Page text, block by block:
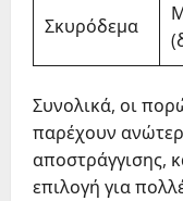
Σκυρόδεμα
Συνολικά, οι
παρέχουν
αποστράγγισης,
επιλογή για